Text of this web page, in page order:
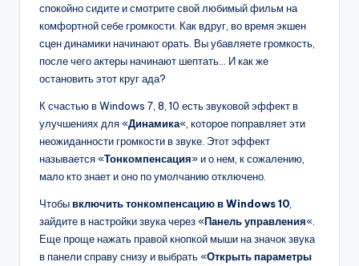
спокойно сидите и смотрите свой любимый фильм на
комфортной себе громкости. Как вдруг, во время экшен
сцен динамики начинают орать. Вы убавляете громкость,
после чего актеры начинают шептать… И как же
остановить этот круг ада?
К счастью в Windows 7, 8, 10 есть звуковой эффект в
улучшениях для «Динамика«, которое поправляет эти
неожиданности громкости в звуке. Этот эффект
называется «Тонкомпенсация» и о нем, к сожалению,
мало кто знает и оно по умолчанию отключено.
Чтобывключить тонкомпенсацию в Windows 10
зайдите в настройки звука через «Панель управления«.
Еще проще нажать правой кнопкой мыши на значок звука
в панели справу снизу и выбрать «Открыть параметры